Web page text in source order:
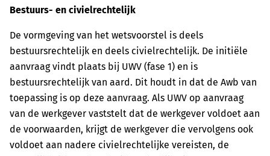
Bestuurs- en civielrechtelijk
De vormgeving van het wetsvoorstel is deels
bestuursrechtelijk en deels civielrechtelijk. De initiële
aanvraag vindt plaats bij UWV (fase 1) en is
bestuursrechtelijk van aard. Dit houdt in dat de Awb van
toepassing is op deze aanvraag. Als UWV op aanvraag
van de werkgever vaststelt dat de werkgever voldoet aan
de voorwaarden, krijgt de werkgever die vervolgens ook
voldoet aan nadere civielrechtelijke vereisten, de